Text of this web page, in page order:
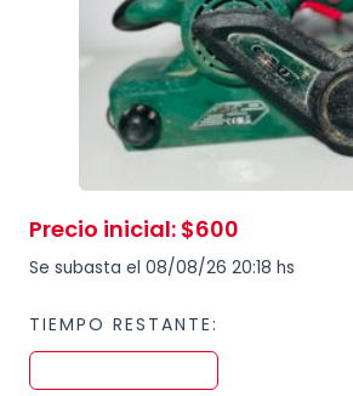
Precio inicial: $600
Se subasta el 08/08/26 20:18 hs
TIEMPO RESTANTE: